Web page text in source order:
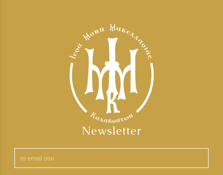
Newsletter